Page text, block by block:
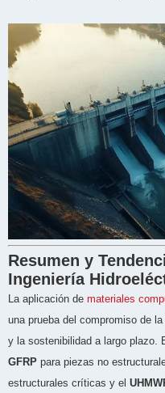
Resumen y
Ingeniería
La aplicación de materiales
una prueba del compromiso de
y la sostenibilidad a largo plazo.
GFRP para piezas no
estructurales críticas y el